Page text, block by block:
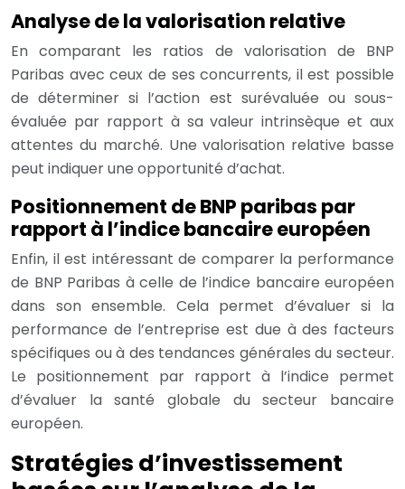
Analyse de la valorisation relative
En comparant les ratios de valorisation de BNP
Paribas avec ceux de ses concurrents, il est possible
de déterminer si l’action est surévaluée ou sous-
évaluée par rapport à sa valeur intrinsèque et aux
attentes du marché. Une valorisation relative basse
peut indiquer une opportunité d’achat.
Positionnement de BNP paribas par
rapport à l’indice bancaire européen
Enfin, il est intéressant de comparer la performance
de BNP Paribas à celle de l’indice bancaire européen
dans son ensemble. Cela permet d’évaluer si la
performance de l’entreprise est due à des facteurs
spécifiques ou à des tendances générales du secteur.
Le positionnement par rapport à l’indice permet
d’évaluer la santé globale du secteur bancaire
européen.
Stratégies d’investissement